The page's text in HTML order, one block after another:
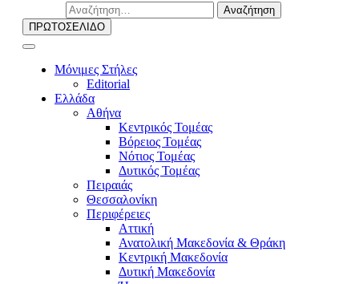
Αναζήτηση
για:
ΠΡΩΤΟΣΕΛΙΔΟ
Μόνιμες Στήλες
Editorial
Ελλάδα
Αθήνα
Κεντρικός Τομέας
Βόρειος Τομέας
Νότιος Τομέας
Δυτικός Τομέας
Πειραιάς
Θεσσαλονίκη
Περιφέρειες
Αττική
Ανατολική Μακεδονία & Θράκη
Κεντρική Μακεδονία
Δυτική Μακεδονία